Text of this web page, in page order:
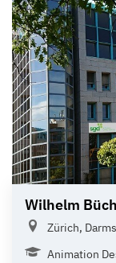
Wilhelm
Zürich,
Animation